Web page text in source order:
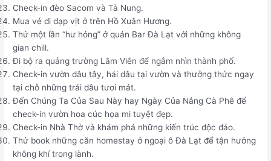
Check-in đèo Sacom và Tà Nung.
Mua vé đi đạp vịt ở trên Hồ Xuân Hương.
Thử một lần “hư hỏng” ở quán Bar Đà Lạt với những không
gian chill.
Đi bộ ra quảng trường Lâm Viên để ngắm nhìn thành phố.
Check-in vườn dâu tây, hái dâu tại vườn và thưởng thức ngay
tại chỗ những trái dâu tươi mát.
Đến Chúng Ta Của Sau Này hay Ngày Của Nắng Cà Phê để
check-in vườn hoa cúc họa mi tuyệt đẹp.
Check-in Nhà Thờ và khám phá những kiến trúc độc đáo.
Thử book những căn homestay ở ngoại ô Đà Lạt để tận hưởng
không khí trong lành.